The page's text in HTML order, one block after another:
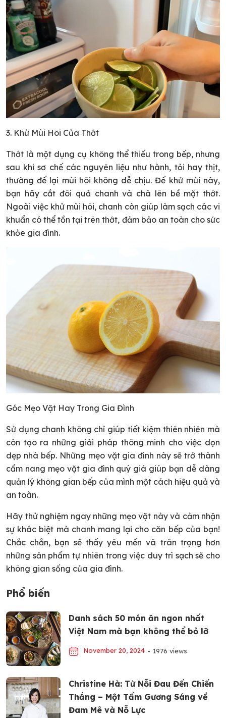
3. Khử Mùi Hôi Của Thớt
Thớt là một dụng cụ không thể thiếu trong bếp, nhưng
sau khi sơ chế các nguyên liệu như hành, tỏi hay thịt,
thường để lại mùi hôi không dễ chịu. Để khử mùi này,
bạn hãy cắt đôi quả chanh và chà lên bề mặt thớt.
Ngoài việc khử mùi hôi, chanh còn giúp làm sạch các vi
khuẩn có thể tồn tại trên thớt, đảm bảo an toàn cho sức
khỏe gia đình.
Góc Mẹo Vặt Hay Trong Gia Đình
Sử dụng chanh không chỉ giúp tiết kiệm thiên nhiên mà
còn tạo ra những giải pháp thông minh cho việc dọn
dẹp nhà bếp. Những mẹo vặt gia đình này sẽ trở thành
cẩm nang mẹo vặt gia đình quý giá giúp bạn dễ dàng
quản lý không gian bếp của mình một cách hiệu quả và
an toàn.
Hãy thử nghiệm ngay những mẹo vặt này và cảm nhận
sự khác biệt mà chanh mang lại cho căn bếp của bạn!
Chắc chắn, bạn sẽ thấy yêu mến và trân trọng hơn
những sản phẩm tự nhiên trong việc duy trì sạch sẽ cho
không gian sống của gia đình.
Phổ biến
Danh sách 50 món ăn ngon nhất
Việt Nam mà bạn không thể bỏ lỡ
November 20, 2024 - 1976 views
Christine Hà: Từ Nỗi Đau Đến Chiến
Thắng – Một Tấm Gương Sáng về
Đam Mê và Nỗ Lực